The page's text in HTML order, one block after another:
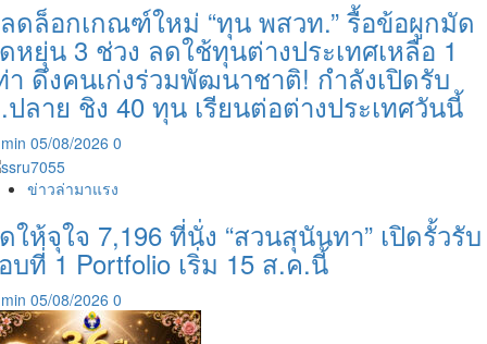
ดล็อกเกณฑ์ใหม่ “ทุน พสวท.” รื้อข้อผูกมัด
หยุ่น 3 ช่วง ลดใช้ทุนต่างประเทศเหลือ 1
า ดึงคนเก่งร่วมพัฒนาชาติ! กำลังเปิดรับ
ลาย ชิง 40 ทุน เรียนต่อต่างประเทศวันนี้
05/08/2026 0
ข่าวล่ามาแรง
ให้จุใจ 7,196 ที่นั่ง “สวนสุนันทา” เปิดรั้วรับ
บที่ 1 Portfolio เริ่ม 15 ส.ค.นี้
05/08/2026 0